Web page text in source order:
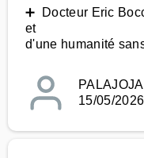
➕ Docteur Eric
et
d'une humanité
PALAJOJA
15/05/2026